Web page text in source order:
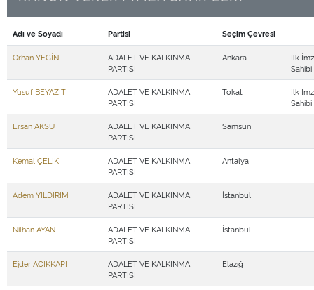
Adı ve Soyadı Partisi Seçim Çevresi
Orhan YEGİN
ADALET VE KALKINMA
PARTİSİ
Ankara
İlk
Sahibi
Yusuf BEYAZIT
ADALET VE KALKINMA
PARTİSİ
Tokat
İlk
Sahibi
Ersan AKSU
ADALET VE KALKINMA
PARTİSİ
Samsun
Kemal ÇELİK
ADALET VE KALKINMA
PARTİSİ
Antalya
Adem YILDIRIM
ADALET VE KALKINMA
PARTİSİ
İstanbul
Nilhan AYAN
ADALET VE KALKINMA
PARTİSİ
İstanbul
Ejder AÇIKKAPI
ADALET VE KALKINMA
PARTİSİ
Elazığ